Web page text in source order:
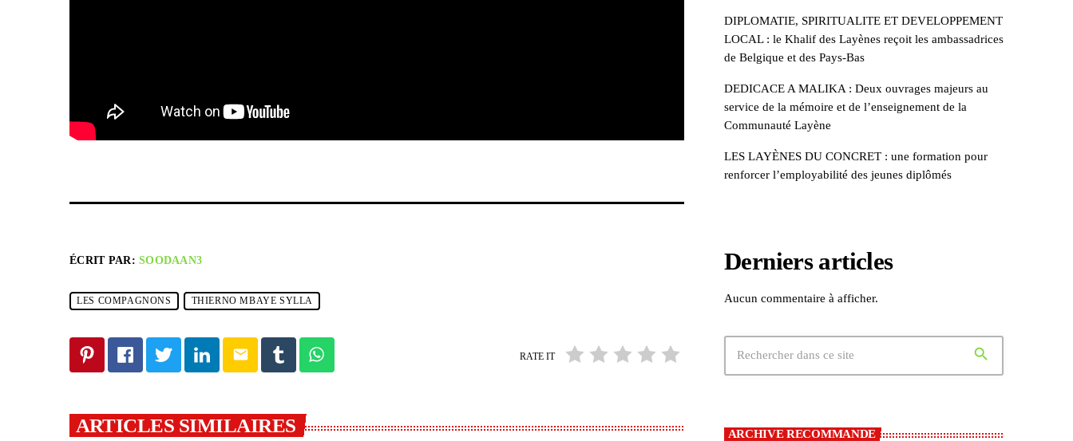
ÉCRIT PAR:SOODAAN3
LES COMPAGNONS THIERNO MBAYE SYLLA
email RATE IT
ARTICLES SIMILAIRES
DIPLOMATIE, SPIRITUALITE ET DEVELOPPEMENT
LOCAL : le Khalif des Layènes reçoit les ambassadrices
de Belgique et des Pays-Bas
DEDICACE A MALIKA : Deux ouvrages majeurs au
service de la mémoire et de l’enseignement de la
Communauté Layène
LES LAYÈNES DU CONCRET : une formation pour
renforcer l’employabilité des jeunes diplômés
Derniers articles
Aucun commentaire à afficher.
search
ARCHIVE RECOMMANDE